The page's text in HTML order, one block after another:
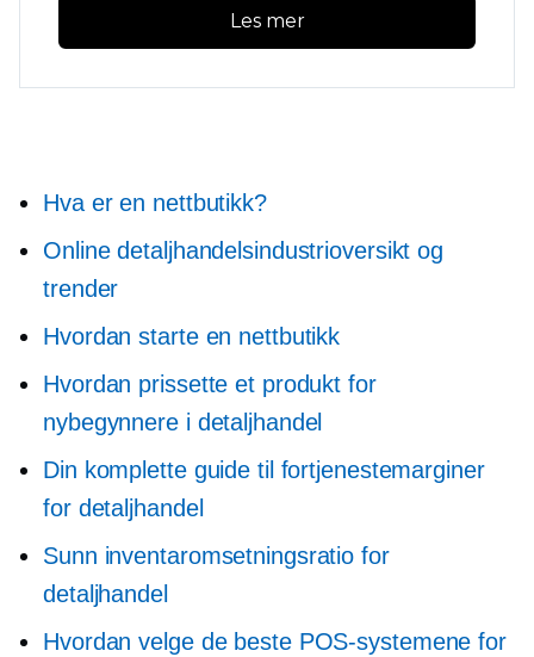
Les mer
Hva er en nettbutikk?
Online detaljhandelsindustrioversikt og
trender
Hvordan starte en nettbutikk
Hvordan prissette et produkt for
nybegynnere i detaljhandel
Din komplette guide til fortjenestemarginer
for detaljhandel
Sunn inventaromsetningsratio for
detaljhandel
Hvordan velge de beste POS-systemene for